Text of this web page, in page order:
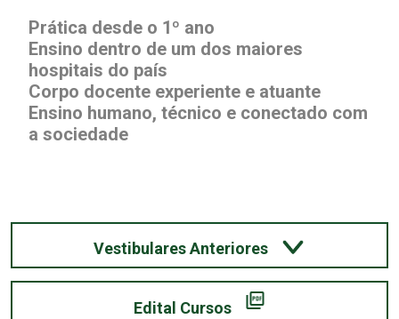
Prática desde o 1º ano
Ensino dentro de um dos maiores
hospitais do país
Corpo docente experiente e atuante
Ensino humano, técnico e conectado com
a sociedade
Vestibulares Anteriores
Edital Cursos